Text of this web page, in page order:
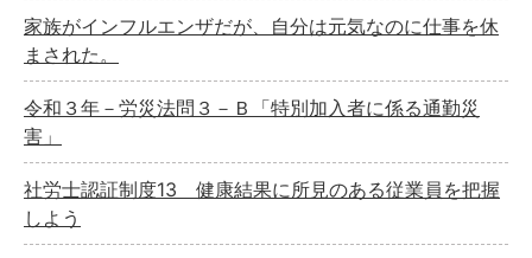
家族がインフルエンザだが、自分は元気なのに仕事を休
まされた。
令和３年－労災法問３－Ｂ「特別加入者に係る通勤災
害」
社労士認証制度13 健康結果に所見のある従業員を把握
しよう